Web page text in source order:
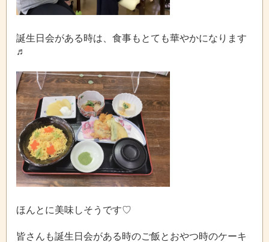
誕生日会がある時は、食事もとても華やかになります
♬
ほんとに美味しそうです♡
皆さんも誕生日会がある時のご飯とおやつ時のケーキ